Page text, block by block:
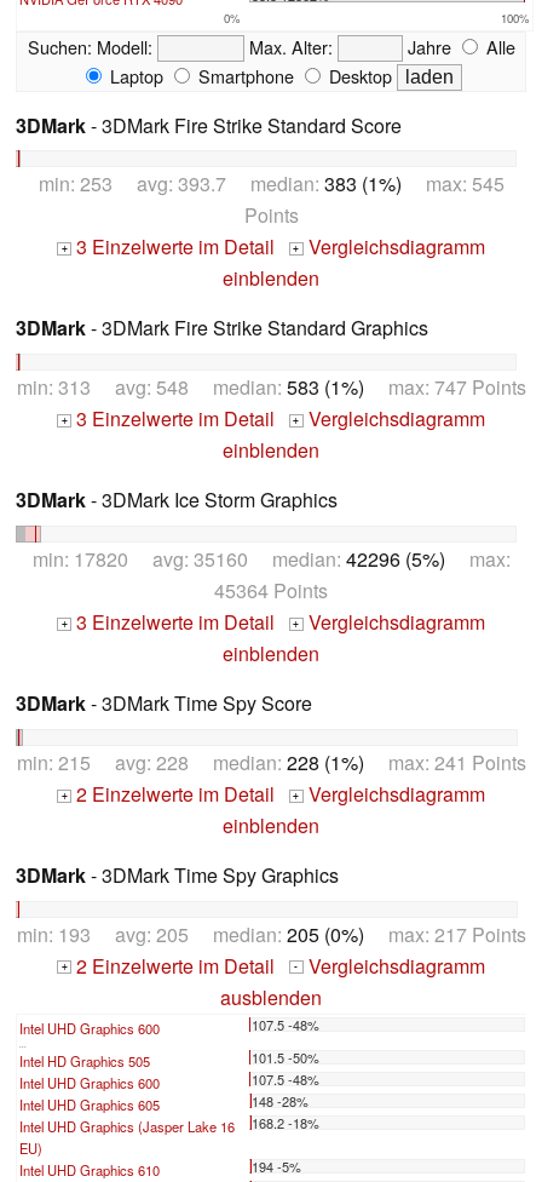
0% 100%
Suchen: Modell: Max. Alter: Jahre
Alle
Laptop
Smartphone Desktop
3DMark- 3DMark Fire Strike Standard Score
min: 253 avg: 393.7 median: 383 (1%) max: 545
Points
+ 3 Einzelwerte im Detail + Vergleichsdiagramm
einblenden
3DMark- 3DMark Fire Strike Standard Graphics
min: 313 avg: 548 median: 583 (1%) max: 747 Points
+ 3 Einzelwerte im Detail + Vergleichsdiagramm
einblenden
3DMark- 3DMark Ice Storm Graphics
min: 17820 avg: 35160 median: 42296 (5%) max:
45364 Points
+ 3 Einzelwerte im Detail + Vergleichsdiagramm
einblenden
3DMark- 3DMark Time Spy Score
min: 215 avg: 228 median: 228 (1%) max: 241 Points
+ 2 Einzelwerte im Detail + Vergleichsdiagramm
einblenden
3DMark- 3DMark Time Spy Graphics
min: 193 avg: 205 median: 205 (0%) max: 217 Points
+ 2 Einzelwerte im Detail - Vergleichsdiagramm
ausblenden
Intel UHD Graphics 600 107.5 -48%
Intel HD Graphics 505
101.5 -50%
Intel UHD Graphics 600
107.5 -48%
Intel UHD Graphics 605
148 -28%
Intel UHD Graphics (Jasper Lake 16
EU)
168.2 -18%
Intel UHD Graphics 610
194 -5%